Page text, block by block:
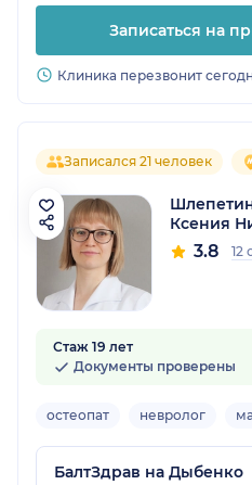
Записаться на
Клиника перезвонит
Записался 21 человек
Ксения
3.8 12
Стаж 19 лет
Документы проверены
остеопат невролог
БалтЗдрав на Дыбенко